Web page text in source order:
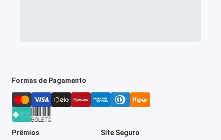
Formas de Pagamento
Prêmios Site Seguro